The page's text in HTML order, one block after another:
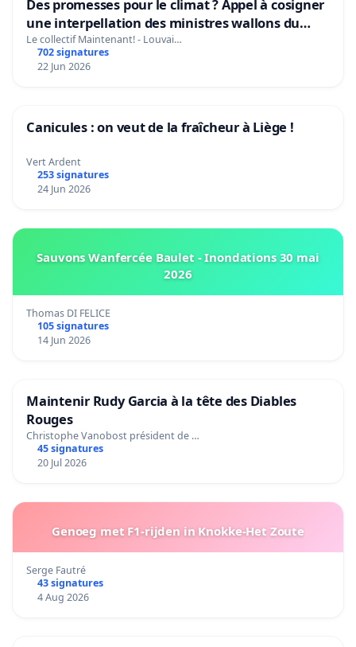
Des promesses pour le climat ? Appel à cosigner
une interpellation des ministres wallons du
climat et de l’environnement.
Le collectif Maintenant! - Louvai…
702 signatures
22 Jun 2026
Canicules : on veut de la fraîcheur à Liège !
Vert Ardent
253 signatures
24 Jun 2026
Sauvons Wanfercée Baulet - Inondations 30 mai
2026
Thomas DI FELICE
105 signatures
14 Jun 2026
Maintenir Rudy Garcia à la tête des Diables
Rouges
Christophe Vanobost président de …
45 signatures
20 Jul 2026
Genoeg met F1-rijden in Knokke-Het Zoute
Serge Fautré
43 signatures
4 Aug 2026